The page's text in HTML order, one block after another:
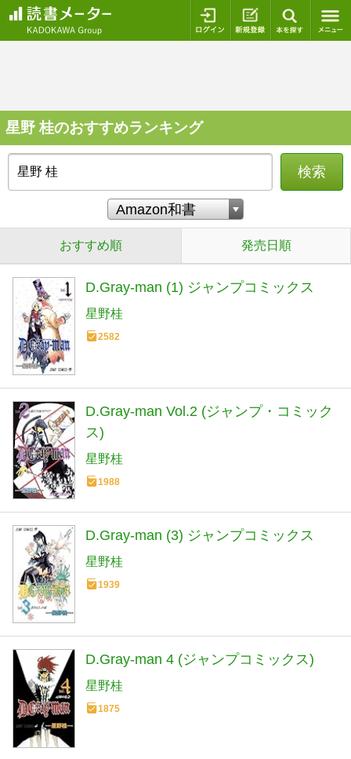
ログイン 新規登録
星野 桂のおすすめランキング
検索
おすすめ順 発売日順
D.Gray-man (1) ジャンプコミックス
星野桂
2582
D.Gray-man Vol.2 (ジャンプ・コミック
ス)
星野桂
1988
D.Gray-man (3) ジャンプコミックス
星野桂
1939
D.Gray-man 4 (ジャンプコミックス)
星野桂
1875